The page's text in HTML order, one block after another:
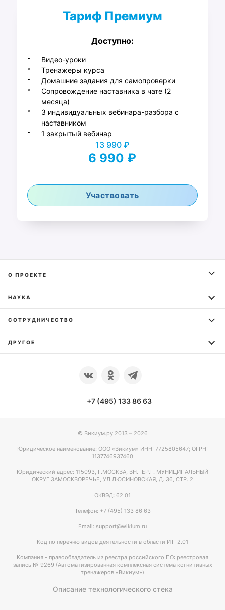
Тариф Премиум
Доступно:
Видео-уроки
Тренажеры курса
Домашние задания для самопроверки
Сопровождение наставника в чате (2
месяца)
3 индивидуальных вебинара-разбора с
наставником
1 закрытый вебинар
13 990 ₽
6 990 ₽
Участвовать
О ПРОЕКТЕ
НАУКА
СОТРУДНИЧЕСТВО
ДРУГОЕ
+7 (495) 133 86 63
© Викиум.ру 2013 – 2026
Юридическое наименование: ООО «Викиум» ИНН: 7725805647; ОГРН:
1137746937460
Юридический адрес: 115093, Г.МОСКВА, ВН.ТЕР.Г. МУНИЦИПАЛЬНЫЙ
ОКРУГ ЗАМОСКВОРЕЧЬЕ, УЛ ЛЮСИНОВСКАЯ, Д. 36, СТР. 2
ОКВЭД: 62.01
Телефон: +7 (495) 133 86 63
Email: support@wikium.ru
Код по перечню видов деятельности в области ИТ: 2.01
Компания - правообладатель из реестра российского ПО: реестровая
запись № 9269 (Автоматизированная комплексная система когнитивных
тренажеров «Викиум»)
Описание технологического стека